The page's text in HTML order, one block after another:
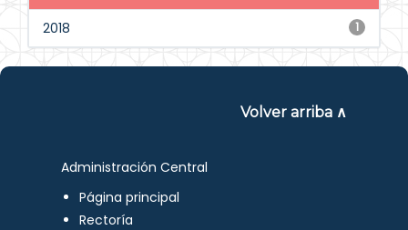
1
2018
Volver arriba ∧
Administración Central
Página principal
Rectoría